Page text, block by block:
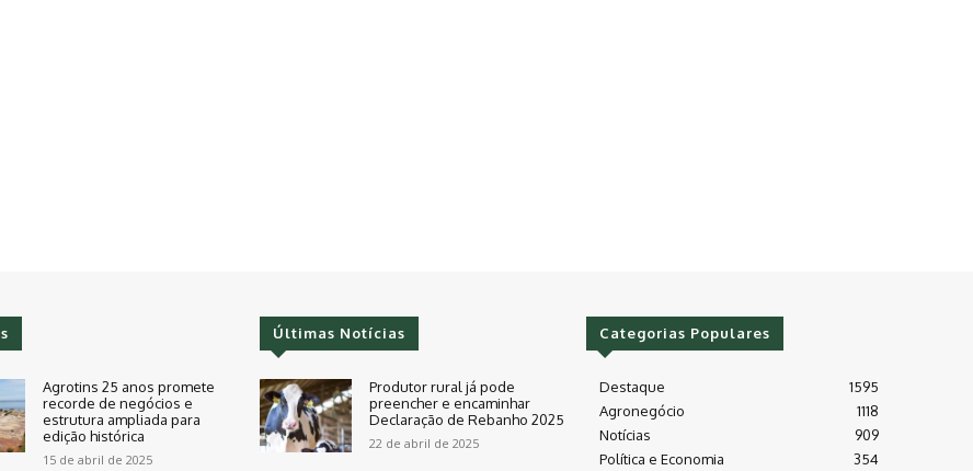
Agrotins 25 anos promete
recorde de negócios e
estrutura ampliada para
edição histórica
15 de abril de 2025
Últimas Notícias
Produtor rural já pode
preencher e encaminhar
Declaração de Rebanho 2025
22 de abril de 2025
Categorias Populares
Destaque
1595
Agronegócio
1118
Notícias
909
Política e Economia
354